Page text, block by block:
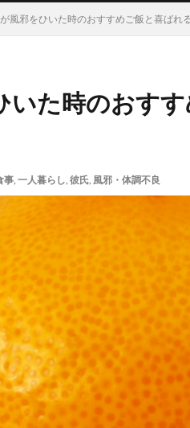
風邪をひいた時のおすすめご飯と喜ばれ
いた時のおす
事, 一人暮らし, 彼氏, 風邪・体調不良